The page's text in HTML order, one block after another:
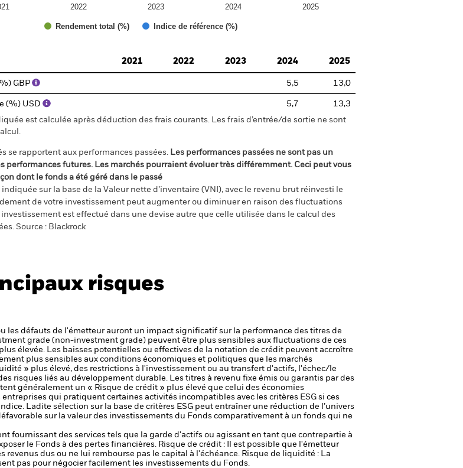
Rendement total (%) Indice de référence (%)
2022 2023 2024 2025
2021
2022 2023 2024 2025
GBP 5,5 13,0
(%) USD 5,7
13,3
est calculée après déduction des frais courants. Les frais d’entrée/de sortie ne sont
se rapportent aux performances passées. Les performances passées ne sont pas un
performances futures. Les marchés pourraient évoluer très différemment. Ceci peut vous
dont le fonds a été géré dans le passé
sur la base de la Valeur nette d’inventaire (VNI), avec le revenu brut réinvesti le
de votre investissement peut augmenter ou diminuer en raison des fluctuations
investissement est effectué dans une devise autre que celle utilisée dans le calcul des
Source : Blackrock
risques
les défauts de l'émetteur auront un impact significatif sur la performance des titres de
grade (non-investment grade) peuvent être plus sensibles aux fluctuations de ces
élevée. Les baisses potentielles ou effectives de la notation de crédit peuvent accroître
plus sensibles aux conditions économiques et politiques que les marchés
» plus élevé, des restrictions à l'investissement ou au transfert d'actifs, l'échec/le
risques liés au développement durable. Les titres à revenu fixe émis ou garantis par des
généralement un « Risque de crédit » plus élevé que celui des économies
qui pratiquent certaines activités incompatibles avec les critères ESG si ces
Ladite sélection sur la base de critères ESG peut entraîner une réduction de l’univers
sur la valeur des investissements du Fonds comparativement à un fonds qui ne
fournissant des services tels que la garde d'actifs ou agissant en tant que contrepartie à
le Fonds à des pertes financières. Risque de crédit : Il est possible que l'émetteur
dus ou ne lui rembourse pas le capital à l'échéance. Risque de liquidité : La
pas pour négocier facilement les investissements du Fonds.